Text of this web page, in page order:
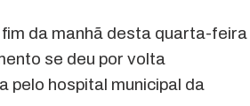
da manhã desta quarta-feira
se deu por volta
pelo hospital municipal da